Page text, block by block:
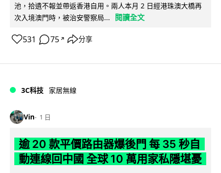
池，拾遺不報並帶返香港自用。兩人本月 2 日經港珠澳大橋再
次入境澳門時，被治安警察局...
閱讀全文
531 75 ↗ 分享
3C科技 家居無線
Vin 1 日
逾 20 款平價路由器爆後門 每 35 秒自
動連線回中國 全球 10 萬用家私隱堪憂